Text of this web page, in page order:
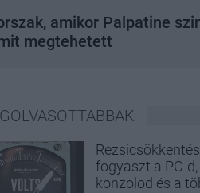
amikor Palpatine
megtehetett
fogyaszt a PC-d,
konzolod és a